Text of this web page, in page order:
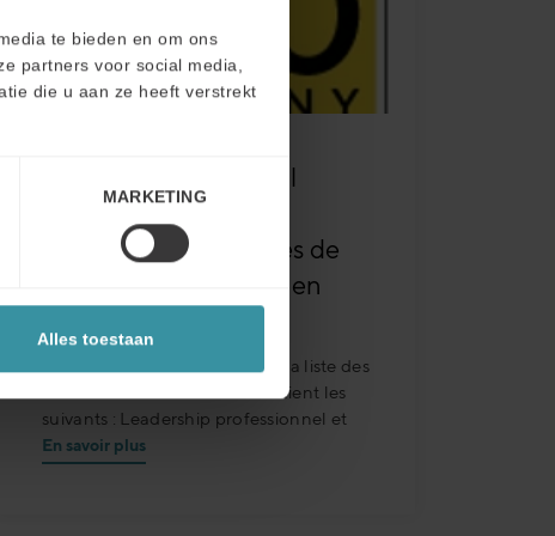
te bieden en om ons
partners voor social media,
die u aan ze heeft verstrekt
MARKETING
Alles toestaan
Mercuri International
classée parmi les 20
meilleures entreprises de
formation au monde en
Les critères de sélection pour la liste des
formations à la vente 2018 étaient les
suivants : Leadership professionnel et
En savoir plus